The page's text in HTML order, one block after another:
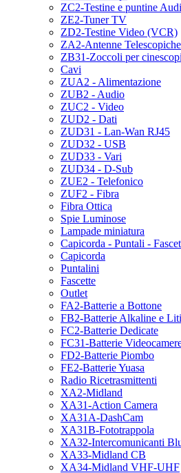
ZC2-Testine e puntine
ZE2-Tuner TV
ZD2-Testine Video (VCR)
ZA2-Antenne Telescopiche
ZB31-Zoccoli per cinescopi
Cavi
ZUA2 - Alimentazione
ZUB2 - Audio
ZUC2 - Video
ZUD2 - Dati
ZUD31 - Lan-Wan RJ45
ZUD32 - USB
ZUD33 - Vari
ZUD34 - D-Sub
ZUE2 - Telefonico
ZUF2 - Fibra
Fibra Ottica
Spie Luminose
Lampade miniatura
Capicorda - Puntali -
Capicorda
Puntalini
Fascette
Outlet
FA2-Batterie a Bottone
FB2-Batterie Alkaline e
FC2-Batterie Dedicate
FC31-Batterie
FD2-Batterie Piombo
FE2-Batterie Yuasa
Radio Ricetrasmittenti
XA2-Midland
XA31-Action Camera
XA31A-DashCam
XA31B-Fototrappola
XA32-Intercomunicanti
XA33-Midland CB
XA34-Midland VHF-UHF